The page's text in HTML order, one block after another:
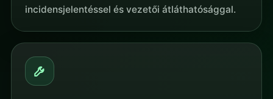
incidensjelentéssel és vezetői átláthatósággal.